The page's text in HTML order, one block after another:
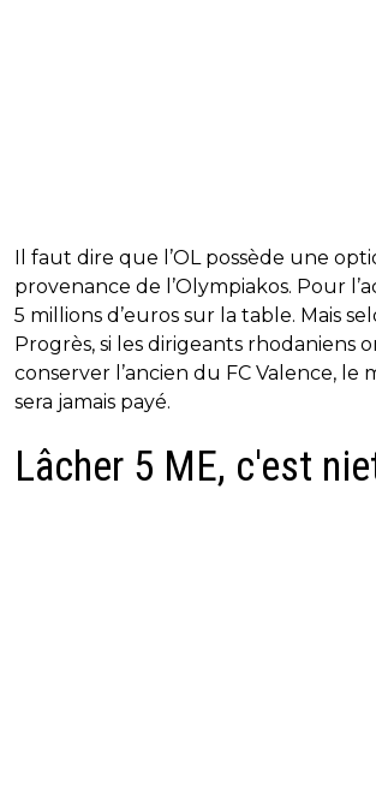
Il faut dire que l’OL possède une
provenance de l’Olympiakos. Pour
5 millions d’euros sur la table. Mais
Progrès, si les dirigeants rhodaniens
conserver l’ancien du FC Valence,
sera jamais payé.
Lâcher 5 ME, c'est